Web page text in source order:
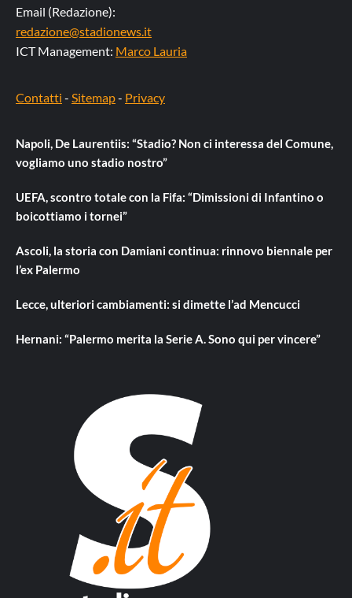
Email (Redazione):
redazione@stadionews.it
ICT Management: Marco Lauria
Contatti - Sitemap- Privacy
Napoli, De Laurentiis: “Stadio? Non ci interessa del Comune,
vogliamo uno stadio nostro”
UEFA, scontro totale con la Fifa: “Dimissioni di Infantino o
boicottiamo i tornei”
Ascoli, la storia con Damiani continua: rinnovo biennale per
l’ex Palermo
Lecce, ulteriori cambiamenti: si dimette l’ad Mencucci
Hernani: “Palermo merita la Serie A. Sono qui per vincere”